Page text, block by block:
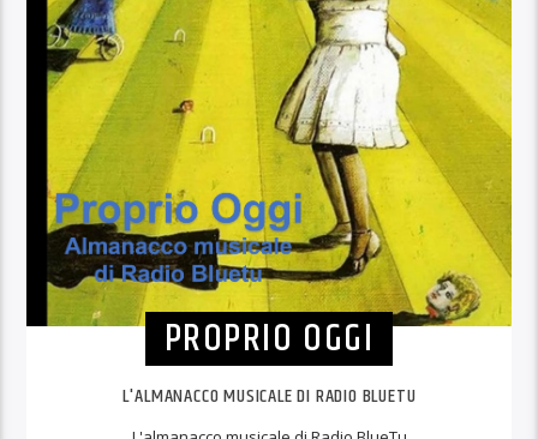
PROPRIO OGGI
L'ALMANACCO MUSICALE DI RADIO BLUETU